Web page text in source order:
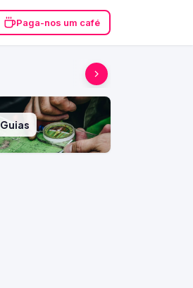
Paga-nos um café
Guias